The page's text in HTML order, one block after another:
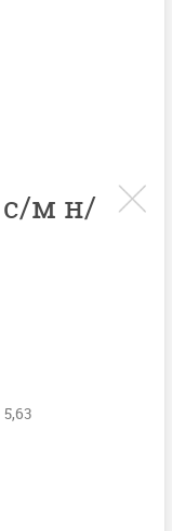
с/м н/